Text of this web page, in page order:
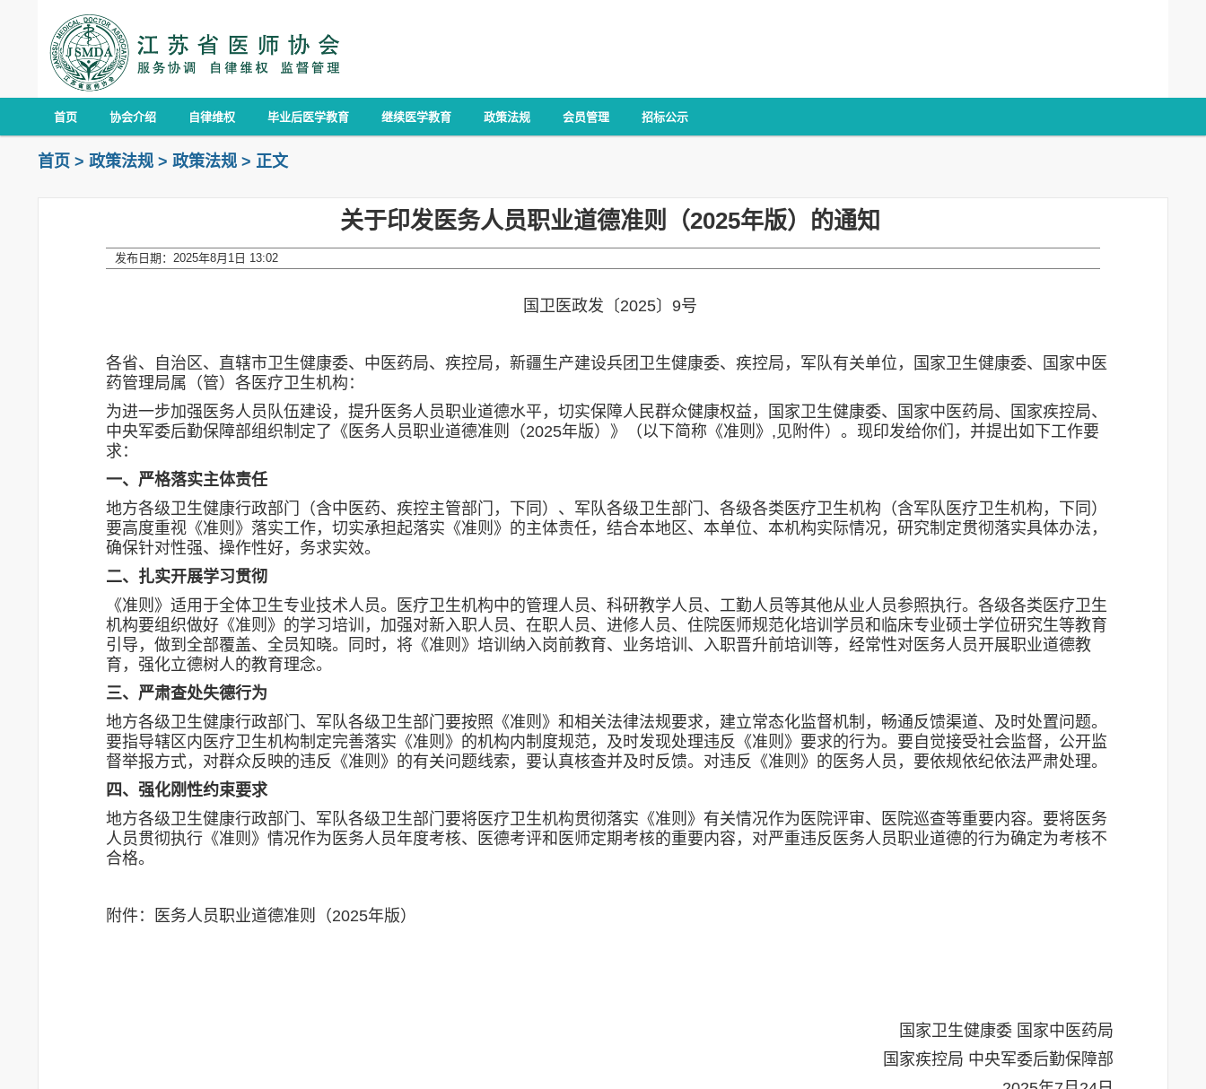
首页 协会介绍 自律维权 毕业后医学教育 继续医学教育 政策法规 会员管理 招标公示
首页 > 政策法规 > 政策法规 > 正文
关于印发医务人员职业道德准则（2025年版）的通知
发布日期：2025年8月1日 13:02
国卫医政发〔2025〕9号
各省、自治区、直辖市卫生健康委、中医药局、疾控局，新疆生产建设兵团卫生健康委、疾控局，军队有关单位，国家卫生健康委、国家中医
药管理局属（管）各医疗卫生机构：
为进一步加强医务人员队伍建设，提升医务人员职业道德水平，切实保障人民群众健康权益，国家卫生健康委、国家中医药局、国家疾控局、
中央军委后勤保障部组织制定了《医务人员职业道德准则（2025年版）》（以下简称《准则》,见附件）。现印发给你们，并提出如下工作要
求：
一、严格落实主体责任
地方各级卫生健康行政部门（含中医药、疾控主管部门，下同）、军队各级卫生部门、各级各类医疗卫生机构（含军队医疗卫生机构，下同）
要高度重视《准则》落实工作，切实承担起落实《准则》的主体责任，结合本地区、本单位、本机构实际情况，研究制定贯彻落实具体办法，
确保针对性强、操作性好，务求实效。
二、扎实开展学习贯彻
《准则》适用于全体卫生专业技术人员。医疗卫生机构中的管理人员、科研教学人员、工勤人员等其他从业人员参照执行。各级各类医疗卫生
机构要组织做好《准则》的学习培训，加强对新入职人员、在职人员、进修人员、住院医师规范化培训学员和临床专业硕士学位研究生等教育
引导，做到全部覆盖、全员知晓。同时，将《准则》培训纳入岗前教育、业务培训、入职晋升前培训等，经常性对医务人员开展职业道德教
育，强化立德树人的教育理念。
三、严肃查处失德行为
地方各级卫生健康行政部门、军队各级卫生部门要按照《准则》和相关法律法规要求，建立常态化监督机制，畅通反馈渠道、及时处置问题。
要指导辖区内医疗卫生机构制定完善落实《准则》的机构内制度规范，及时发现处理违反《准则》要求的行为。要自觉接受社会监督，公开监
督举报方式，对群众反映的违反《准则》的有关问题线索，要认真核查并及时反馈。对违反《准则》的医务人员，要依规依纪依法严肃处理。
四、强化刚性约束要求
地方各级卫生健康行政部门、军队各级卫生部门要将医疗卫生机构贯彻落实《准则》有关情况作为医院评审、医院巡查等重要内容。要将医务
人员贯彻执行《准则》情况作为医务人员年度考核、医德考评和医师定期考核的重要内容，对严重违反医务人员职业道德的行为确定为考核不
合格。
附件：医务人员职业道德准则（2025年版）
国家卫生健康委 国家中医药局
国家疾控局 中央军委后勤保障部